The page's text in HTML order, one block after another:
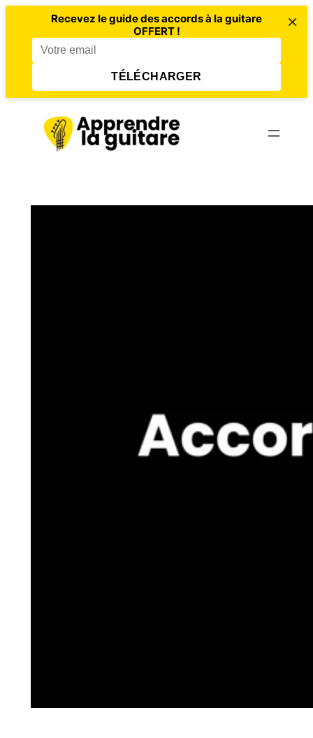
Recevez le guide des accords à la guitare
OFFERT !
TÉLÉCHARGER
×
contenu